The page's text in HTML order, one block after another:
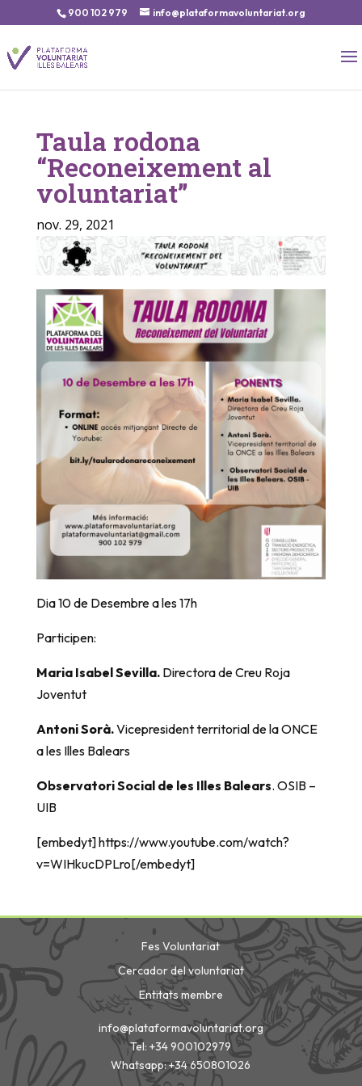
900 102 979 info@plataformavoluntariat.org
Taula rodona
“Reconeixement al
voluntariat”
nov. 29, 2021
Dia 10 de Desembre a les 17h
Participen:
Maria Isabel Sevilla.Directora de Creu Roja
Joventut
Antoni Sorà.Vicepresident territorial de la ONCE
a les Illes Balears
Observatori Social de les Illes Balears. OSIB –
UIB
[embedyt] https://www.youtube.com/watch?
v=WIHkucDPLro[/embedyt]
Fes Voluntariat
Cercador del voluntariat
Entitats membre
info@plataformavoluntariat.org
Tel: +34 900102979
Whatsapp: +34 650801026